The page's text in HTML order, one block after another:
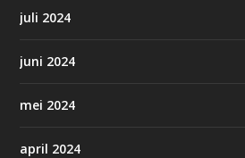
juli 2024
juni 2024
mei 2024
april 2024